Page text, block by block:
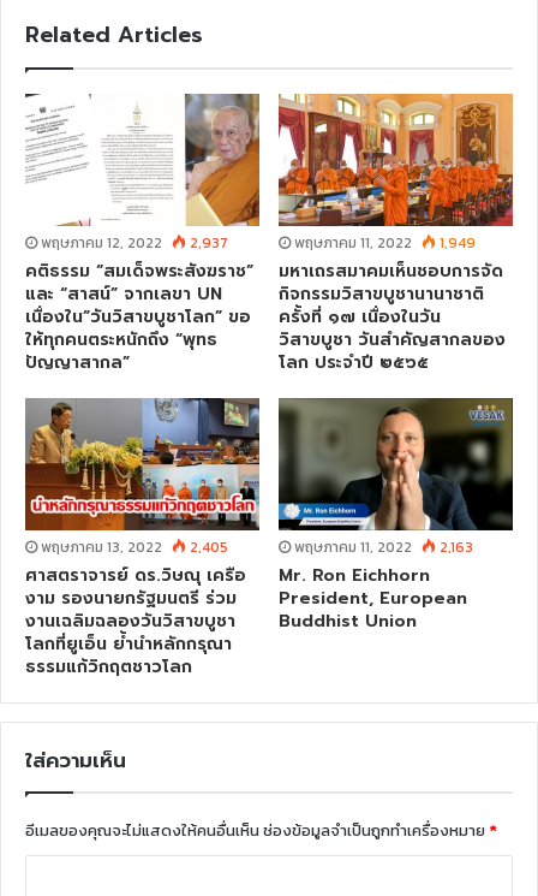
t
e
Related Articles
พฤษภาคม 12, 2022 2,937
คติธรรม “สมเด็จพระสังฆราช”
และ “สาสน์” จากเลขา UN
เนื่องใน”วันวิสาขบูชาโลก” ขอ
ให้ทุกคนตระหนักถึง “พุทธ
ปัญญาสากล”
พฤษภาคม 11, 2022 1,949
มหาเถรสมาคมเห็นชอบการจัด
กิจกรรมวิสาขบูชานานาชาติ
ครั้งที่ ๑๗ เนื่องในวัน
วิสาขบูชา วันสำคัญสากลของ
โลก ประจำปี ๒๕๖๕
พฤษภาคม 13, 2022 2,405
ศาสตราจารย์ ดร.วิษณุ เครือ
งาม รองนายกรัฐมนตรี ร่วม
งานเฉลิมฉลองวันวิสาขบูชา
โลกที่ยูเอ็น ย้ำนำหลักกรุณา
ธรรมแก้วิกฤตชาวโลก
พฤษภาคม 11, 2022 2,163
Mr. Ron Eichhorn
President, European
Buddhist Union
ใส่ความเห็น
อีเมลของคุณจะไม่แสดงให้คนอื่นเห็นช่องข้อมูลจำเป็นถูกทำเครื่องหมาย *